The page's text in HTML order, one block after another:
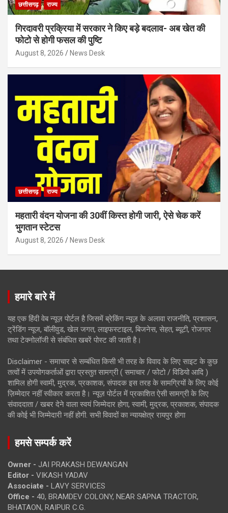
छत्तीसगढ़ राज्य
गिरदावरी प्रक्रिया में सरकार ने किए बड़े बदलाव- अब खेत की
फोटो से होगी फसल की पुष्टि
August 8, 2026 News Desk
छत्तीसगढ़ राज्य
महतारी वंदन योजना की 30वीं किस्त होगी जारी, ऐसे चेक करें
भुगतान स्टेटस
August 8, 2026 News Desk
हमारे बारे में
यह एक हिंदी वेब न्यूज़ पोर्टल है जिसमें ब्रेकिंग न्यूज़ के अलावा राजनीति, प्रशासन,
ट्रेंडिंग न्यूज, बॉलीवुड, खेल जगत, लाइफस्टाइल, बिजनेस, सेहत, ब्यूटी, रोजगार
तथा टेक्नोलॉजी से संबंधित खबरें पोस्ट की जाती है।
Disclaimer - समाचार से सम्बंधित किसी भी तरह के विवाद के लिए साइट के कुछ
तत्वों में उपयोगकर्ताओं द्वारा प्रस्तुत सामग्री ( समाचार / फोटो / विडियो आदि )
शामिल होगी स्वामी, मुद्रक, प्रकाशक, संपादक इस तरह के सामग्रियों के लिए कोई
ज़िम्मेदार नहीं स्वीकार करता है। न्यूज़ पोर्टल में प्रकाशित ऐसी सामग्री के लिए
संवाददाता / खबर देने वाला स्वयं जिम्मेदार होगा, स्वामी, मुद्रक, प्रकाशक, संपादक
की कोई भी जिम्मेदारी नहीं होगी. सभी विवादों का न्यायक्षेत्र रायपुर होगा
हमसे सम्पर्क करें
Owner - JAI PRAKASH DEWANGAN
Editor - VIKASH YADAV
Associate - LAVY SERVICES
Office - 40, BRAMDEV COLONY, NEAR SAPNA TRACTOR,
BHATAON, RAIPUR C.G.